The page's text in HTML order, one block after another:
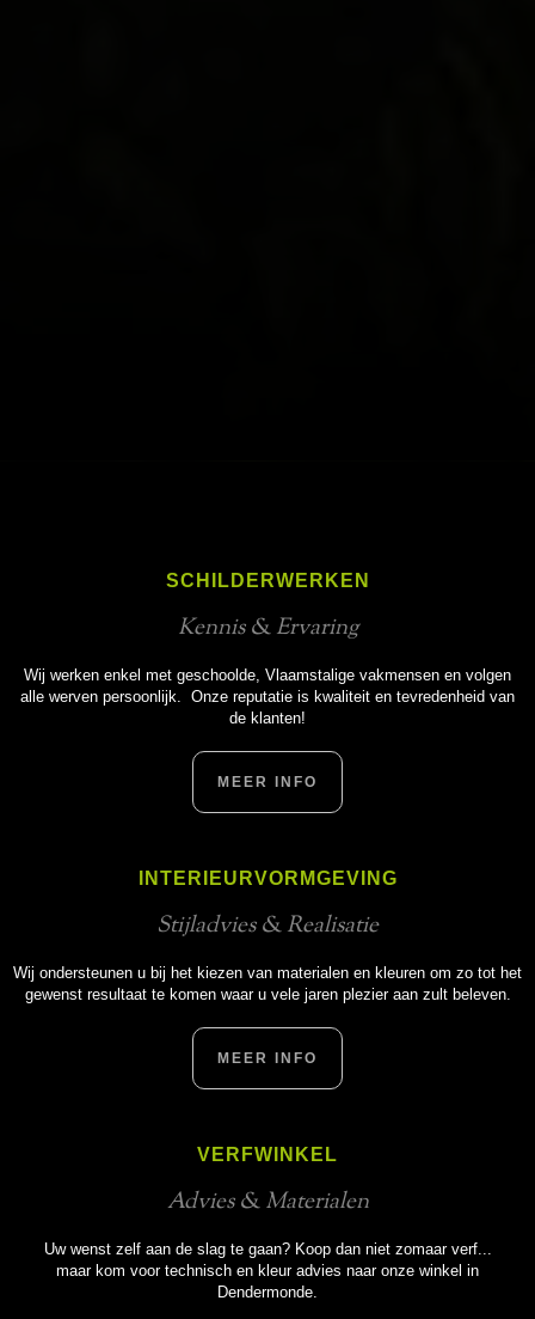
SCHILDERWERKEN
Kennis & Ervaring
Wij werken enkel met geschoolde, Vlaamstalige vakmensen en volgen
alle werven persoonlijk. Onze reputatie is kwaliteit en tevredenheid van
de klanten!
MEER INFO
INTERIEURVORMGEVING
Stijladvies & Realisatie
Wij ondersteunen u bij het kiezen van materialen en kleuren om zo tot het
gewenst resultaat te komen waar u vele jaren plezier aan zult beleven.
MEER INFO
VERFWINKEL
Advies & Materialen
Uw wenst zelf aan de slag te gaan? Koop dan niet zomaar verf...
maar kom voor technisch en kleur advies naar onze winkel in
Dendermonde.